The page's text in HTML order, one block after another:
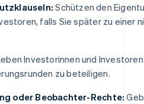
Schützen den
falls Sie später zu einer
Investorinnen und
zu beteiligen.
oder Beobachter-Rechte: